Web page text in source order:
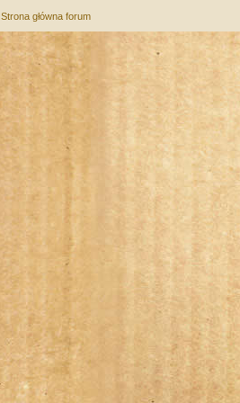
Strona główna forum